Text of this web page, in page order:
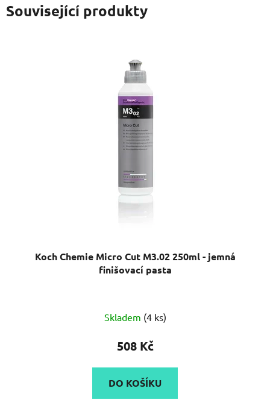
Související produkty
Koch Chemie Micro Cut M3.02 250ml - jemná
finišovací pasta
hodnocení
produktu
5,0
z
Skladem (4 ks)
508 Kč
DO KOŠÍKU